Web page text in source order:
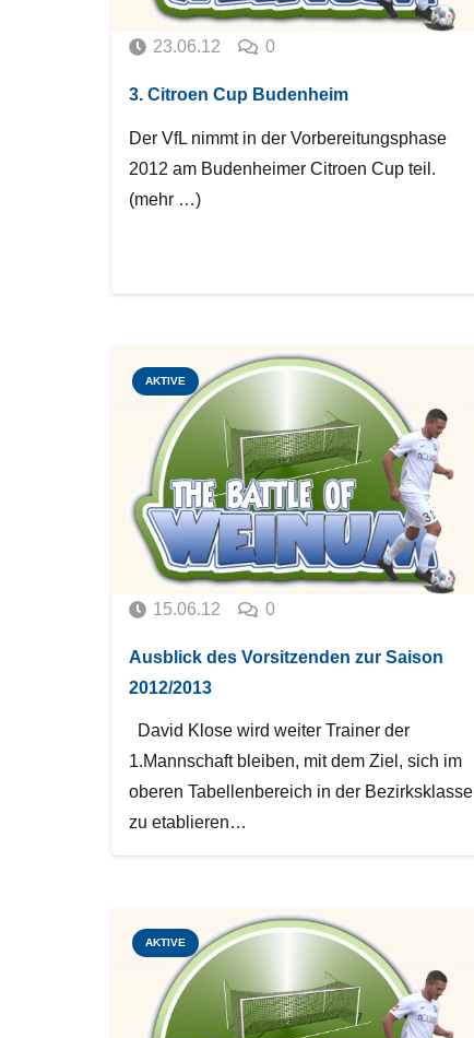
23.06.12 0
3. Citroen Cup Budenheim
Der VfL nimmt in der Vorbereitungsphase
2012 am Budenheimer Citroen Cup teil.
(mehr …)
AKTIVE
15.06.12 0
Ausblick des Vorsitzenden zur Saison
2012/2013
David Klose wird weiter Trainer der
1.Mannschaft bleiben, mit dem Ziel, sich im
oberen Tabellenbereich in der Bezirksklasse
zu etablieren…
AKTIVE